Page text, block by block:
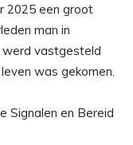
2025 een groot
man in
werd vastgesteld
was gekomen.
Signalen en Bereid